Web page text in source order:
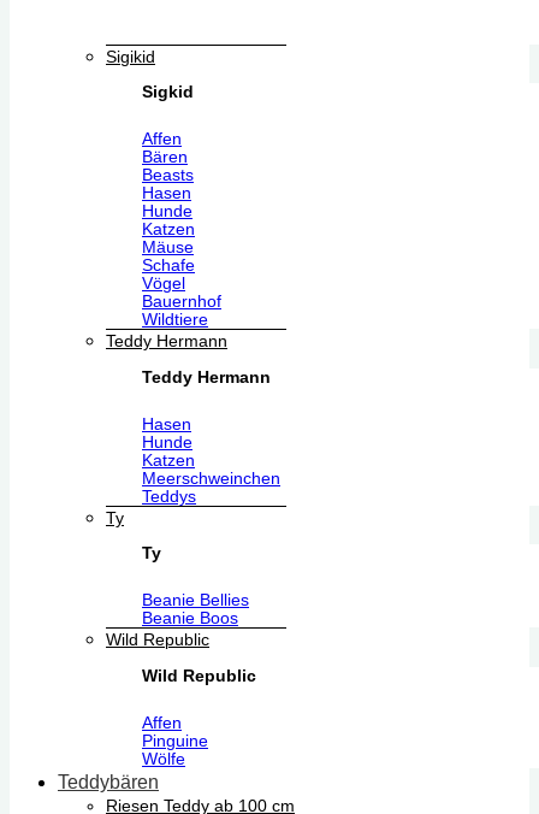
Sigikid
Sigkid
Affen
Bären
Beasts
Hasen
Hunde
Katzen
Mäuse
Schafe
Vögel
Bauernhof
Wildtiere
Teddy Hermann
Teddy Hermann
Hasen
Hunde
Katzen
Meerschweinchen
Teddys
Ty
Ty
Beanie Bellies
Beanie Boos
Wild Republic
Wild Republic
Affen
Pinguine
Wölfe
Teddybären
Riesen Teddy ab 100 cm